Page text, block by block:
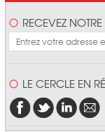
RECEVEZ NOTRE
LE CERCLE EN